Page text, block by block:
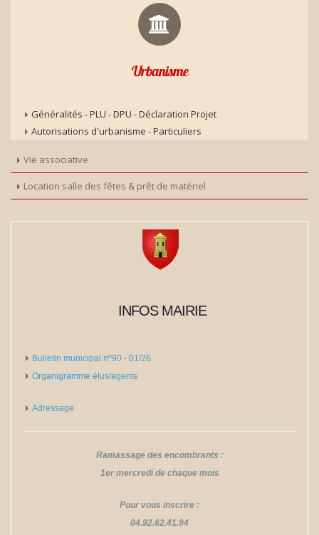
Urbanisme
Généralités - PLU - DPU - Déclaration Projet
Autorisations d'urbanisme - Particuliers
Vie associative
Location salle des fêtes & prêt de matériel
INFOS MAIRIE
Bulletin municipal no​​​​​​​90 - 01/26
Organigramme élus/agents
Adressage
Ramassage des encombrants :
1er mercredi de chaque mois
Pour vous inscrire :
04.92.62.41.94